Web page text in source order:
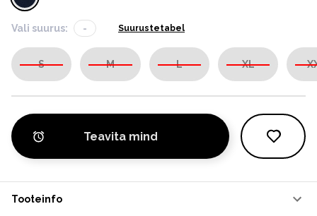
Vali suurus: - Suurustetabel
S M L XL
Teavita mind
Tooteinfo